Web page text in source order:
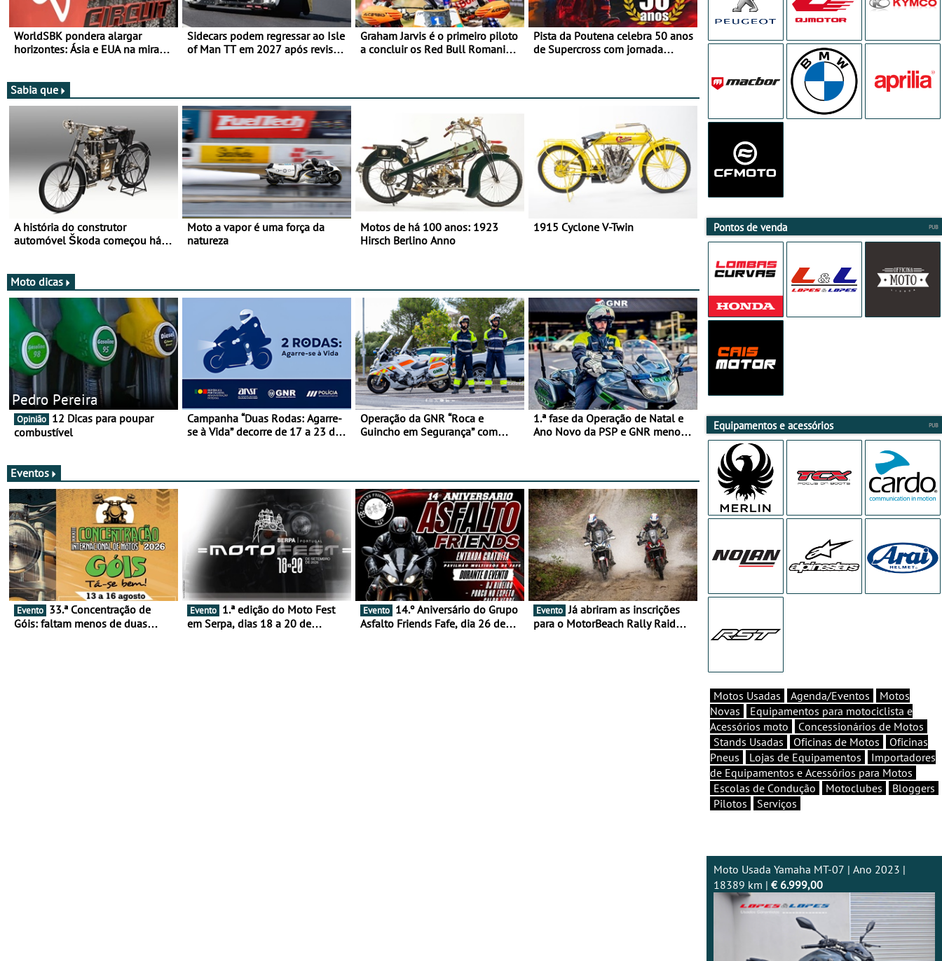
WorldSBK pondera alargar
horizontes: Ásia e EUA na mira
Sidecars podem regressar ao Isle
of Man TT em 2027 após revisão
Graham Jarvis é o primeiro piloto
a concluir os Red Bull Romaniacs
Pista da Poutena celebra 50 anos
de Supercross com jornada
Sabia que
A história do construtor
automóvel Škoda começou há
Moto a vapor é uma força da
natureza
Motos de há 100 anos: 1923
Hirsch Berlino Anno
1915 Cyclone V-Twin
Moto dicas
Pedro Pereira
Opinião
combustível
Campanha “Duas Rodas: Agarre-
se à Vida” decorre de 17 a 23 de
Operação da GNR “Roca e
Guincho em Segurança” com
1.ª fase da Operação de Natal e
Ano Novo da PSP e GNR menos
Eventos
Evento
Góis: faltam menos de duas
Evento
em Serpa, dias 18 a 20 de
Evento
Asfalto Friends Fafe, dia 26 de
Evento Já abriram as inscrições
para o MotorBeach Rally Raid
Pontos de venda
Equipamentos e acessórios
Motos Usadas Agenda/Eventos
Motos
Novas
Equipamentos para motociclista e
Acessórios moto
Concessionários de Motos
Stands Usadas
Oficinas de Motos
Oficinas
Pneus
Lojas de Equipamentos
Importadores
de Equipamentos e Acessórios para Motos
Escolas de Condução
Motoclubes
Bloggers
Pilotos
Serviços
Moto Usada Yamaha MT-07 | Ano 2023 |
18389 km | € 6.999,00